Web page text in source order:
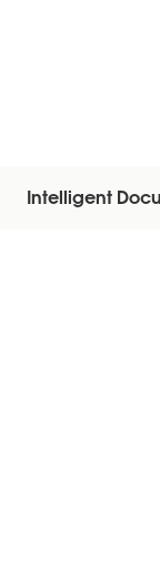
Intelligent